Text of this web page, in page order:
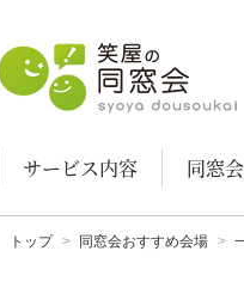
笑屋の同窓会
サービス内容 同窓
トップ 同窓会おすすめ会場